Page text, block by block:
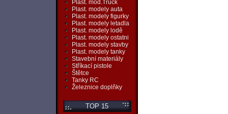
Plast. mod.Truck
Plast. modely auta
Plast. modely figurky
Plast. modely letadla
Plast. modely lodě
Plast. modely ostatni
Plast. modely stavby
Plast. modely tanky
Stavební materiály
Stříkací pistole
Štětce
Tanky RC
Železnice doplňky
TOP 15